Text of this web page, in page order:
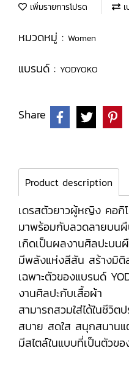
เพิ่มรายการโปรด
หมวดหมู่ : Women
แบรนด์ : YODYOKO
Share
Product description
เดรสตัวยาวผู้หญิง คอกิ
มาพร้อมกับลวดลายบน
เกิดเป็นผลงานศิลปะบน
มีพลังแห่งสีสัน สร้างมิติ
เฉพาะตัวของแบรนด์
งานศิลปะกับเสื้อผ้า
สามารถสวมใส่ได้ในชีวิ
สบาย สดใส สนุกสนานแ
มีสไตล์ในแบบที่เป็นตัวขอ